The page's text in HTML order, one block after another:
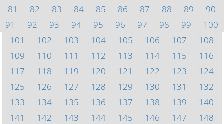
81
82 83 84 85 86 87 88 89
90
91
92 93 94 95 96 97 98 99
100
101
102 103 104 105 106 107
108
109
110 111 112 113 114 115
116
117
118 119 120 121 122 123
124
125
126 127 128 129 130 131
132
133
134 135 136 137 138 139
140
141
142 143 144 145 146 147
148